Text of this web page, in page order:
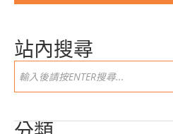
站內搜尋